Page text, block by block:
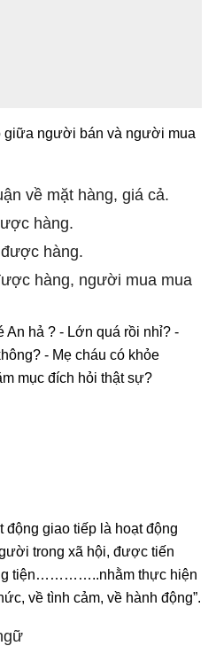
giữa người bán và người mua
về mặt hàng, giá cả.
hàng.
hàng.
hàng, người mua mua
An hả ? - Lớn quá rồi nhỉ? -
- Mẹ cháu có khỏe
mục đích hỏi thật sự?
động giao tiếp là hoạt động
trong xã hội, được tiến
tiện…………..nhằm thực hiện
về tình cảm, về hành động”.